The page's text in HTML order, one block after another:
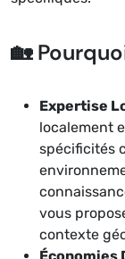
🏡
Expertise
localement
spécificités
vous
contexte